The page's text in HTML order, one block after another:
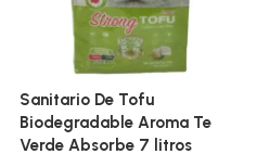
Sanitario De Tofu
Biodegradable Aroma Te
Verde Absorbe 7 litros